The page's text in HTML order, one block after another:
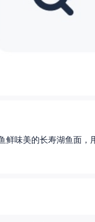
味美的长寿湖鱼面